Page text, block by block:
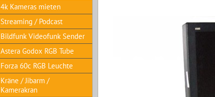
4k Kameras mieten
Streaming / Podcast
Bildfunk Videofunk Sender
Astera Godox RGB Tube
Forza 60c RGB Leuchte
Kräne / Jibarm /
Kamerakran